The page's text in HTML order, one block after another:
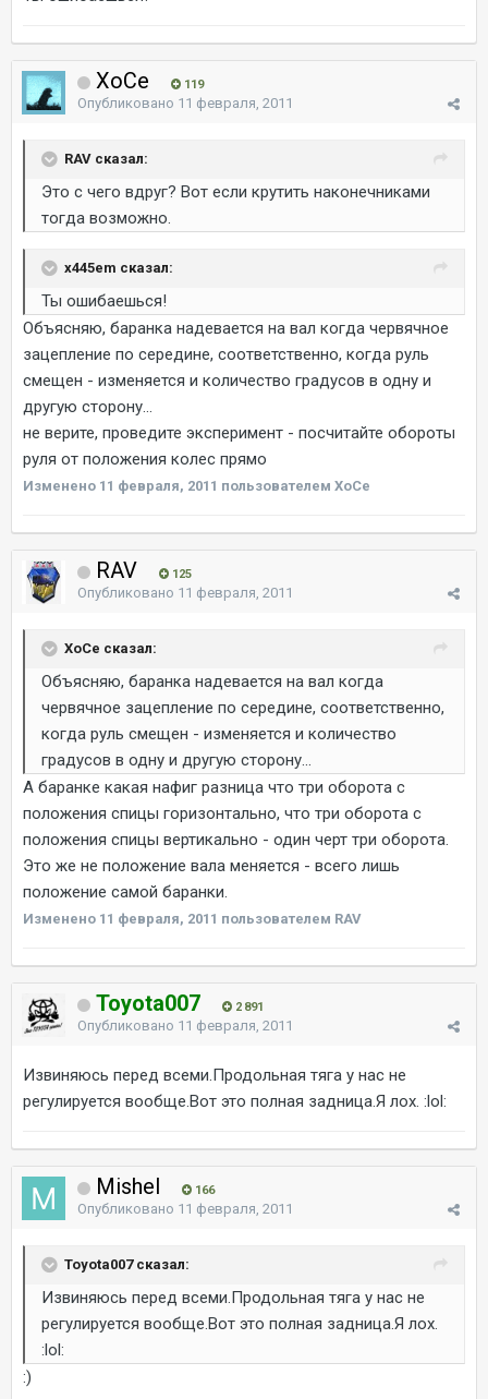
ХоСе 119
Опубликовано 11 февраля, 2011
RAV сказал:
Это с чего вдруг? Вот если крутить наконечниками
тогда возможно.
x445em сказал:
Ты ошибаешься!
Объясняю, баранка надевается на вал когда червячное
зацепление по середине, соответственно, когда руль
смещен - изменяется и количество градусов в одну и
другую сторону...
не верите, проведите эксперимент - посчитайте обороты
руля от положения колес прямо
Изменено 11 февраля, 2011 пользователем ХоСе
RAV 125
Опубликовано 11 февраля, 2011
ХоСе сказал:
Объясняю, баранка надевается на вал когда
червячное зацепление по середине, соответственно,
когда руль смещен - изменяется и количество
градусов в одну и другую сторону...
А баранке какая нафиг разница что три оборота с
положения спицы горизонтально, что три оборота с
положения спицы вертикально - один черт три оборота.
Это же не положение вала меняется - всего лишь
положение самой баранки.
Изменено 11 февраля, 2011 пользователем RAV
Toyota007 2 891
Опубликовано 11 февраля, 2011
Извиняюсь перед всеми.Продольная тяга у нас не
регулируется вообще.Вот это полная задница.Я лох. :lol:
Mishel 166
Опубликовано 11 февраля, 2011
Toyota007 сказал:
Извиняюсь перед всеми.Продольная тяга у нас не
регулируется вообще.Вот это полная задница.Я лох.
:lol:
:)